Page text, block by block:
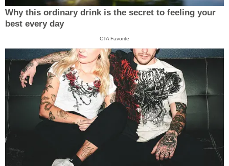
Why this ordinary drink is the secret to feeling your
best every day
CTA Favorite